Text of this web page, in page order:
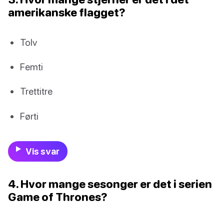
amerikanske flagget?
Tolv
Femti
Trettitre
Førti
Vis svar
4. Hvor mange sesonger er det i serien
Game of Thrones?